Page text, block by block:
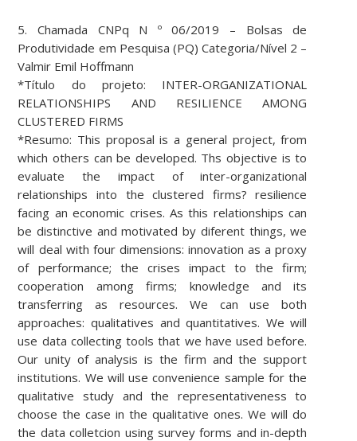
5. Chamada CNPq N º 06/2019 – Bolsas de
Produtividade em Pesquisa (PQ) Categoria/Nível 2 –
Valmir Emil Hoffmann
*Título do projeto: INTER-ORGANIZATIONAL
RELATIONSHIPS AND RESILIENCE AMONG
CLUSTERED FIRMS
*Resumo: This proposal is a general project, from
which others can be developed. Ths objective is to
evaluate the impact of inter-organizational
relationships into the clustered firms? resilience
facing an economic crises. As this relationships can
be distinctive and motivated by diferent things, we
will deal with four dimensions: innovation as a proxy
of performance; the crises impact to the firm;
cooperation among firms; knowledge and its
transferring as resources. We can use both
approaches: qualitatives and quantitatives. We will
use data collecting tools that we have used before.
Our unity of analysis is the firm and the support
institutions. We will use convenience sample for the
qualitative study and the representativeness to
choose the case in the qualitative ones. We will do
the data colletcion using survey forms and in-depth